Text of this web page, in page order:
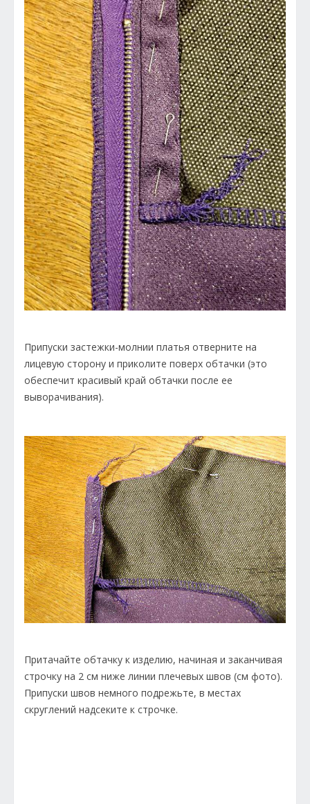
Припуски застежки-молнии платья отверните на
лицевую сторону и приколите поверх обтачки (это
обеспечит красивый край обтачки после ее
выворачивания).
Притачайте обтачку к изделию, начиная и заканчивая
строчку на 2 см ниже линии плечевых швов (см фото).
Припуски швов немного подрежьте, в местах
скруглений надсеките к строчке.